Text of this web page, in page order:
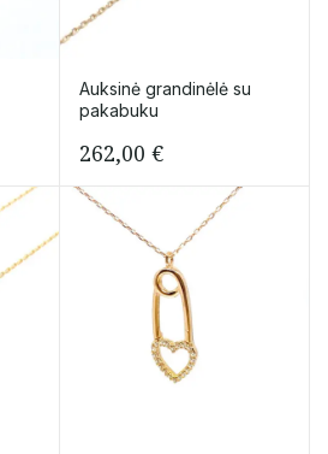
Auksinė grandinėlė su
pakabuku
262,00 €